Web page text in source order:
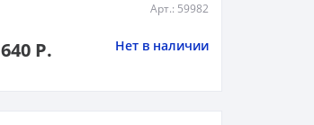
Арт.: 59982
640 Р. Нет в наличии